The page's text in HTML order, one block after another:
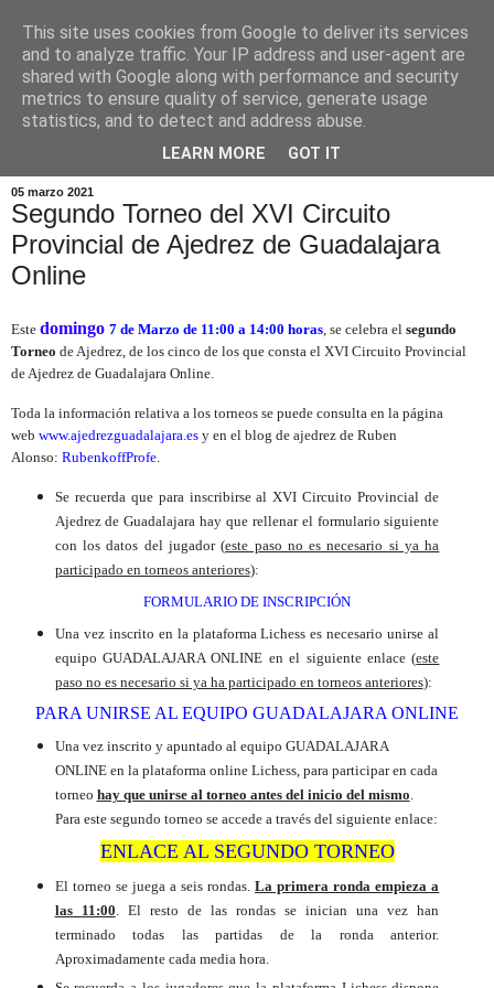
05 marzo 2021
Segundo Torneo del XVI Circuito
Provincial de Ajedrez de Guadalajara
Online
Este domingo 7 de Marzo de 11:00 a 14:00 horas , se celebra el segundo
Torneo de Ajedrez, de los cinco de los que consta el XVI Circuito Provincial
de Ajedrez de Guadalajara Online.
Toda la información relativa a los torneos se puede consulta en la página
web www.ajedrezguadalajara.es y en el blog de ajedrez de Ruben
Alonso: RubenkoffProfe
Se recuerda que para inscribirse al XVI Circuito Provincial de
Ajedrez de Guadalajara hay que rellenar el formulario siguiente
con los datos del jugador (este paso no es necesario si ya ha
participado en torneos anteriores):
FORMULARIO DE INSCRIPCIÓN
Una vez inscrito en la plataforma Lichess es necesario unirse al
equipo GUADALAJARA ONLINE en el siguiente enlace (este
paso no es necesario si ya ha participado en torneos anteriores):
PARA UNIRSE AL EQUIPO GUADALAJARA ONLINE
Una vez inscrito y apuntado al equipo GUADALAJARA
ONLINE en la plataforma online Lichess, para participar en cada
torneo hay que unirse al torneo antes del inicio del mismo.
Para este segundo torneo se accede a través del siguiente enlace:
ENLACE AL SEGUNDO TORNEO
El torneo se juega a seis rondas.La primera ronda empieza a
las 11:00 . El resto de las rondas se inician una vez han
terminado todas las partidas de la ronda anterior.
Aproximadamente cada media hora.
This site uses cookies from Google to deliver its services
and to analyze traffic. Your IP address and user-agent are
shared with Google along with performance and security
metrics to ensure quality of service, generate usage
statistics, and to detect and address abuse.
LEARN MORE GOT IT